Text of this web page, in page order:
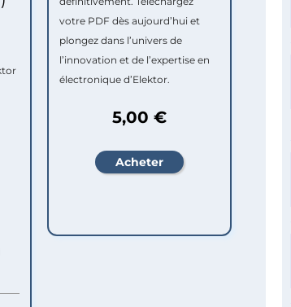
votre PDF dès aujourd’hui et
plongez dans l’univers de
l’innovation et de l’expertise en
électronique d’Elektor.
5,00 €